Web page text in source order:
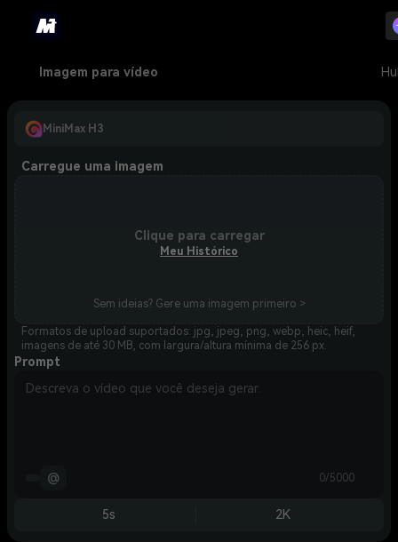
Imagem para vídeo
MiniMax H3
Carregue uma imagem
Clique para carregar
Meu Histórico
Sem ideias? Gere uma imagem primeiro >
Formatos de upload suportados: jpg, jpeg, png, webp, heic, heif,
imagens de até 30 MB, com largura/altura mínima de 256 px.
Prompt
@ 0/5000
5s 2K